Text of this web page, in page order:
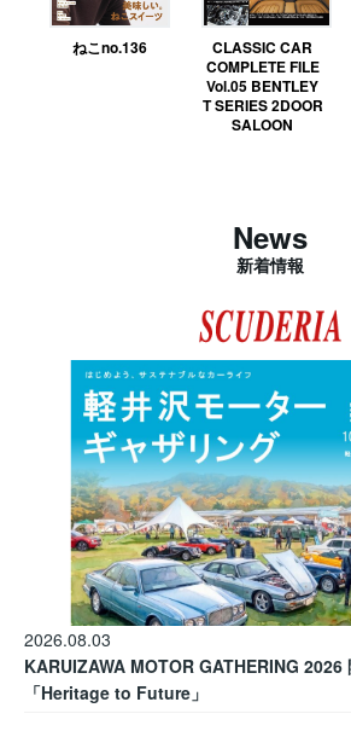
ねこno.136
CLASSIC CAR
COMPLETE FILE
Vol.05 BENTLEY
T SERIES 2DOOR
SALOON
News
新着情報
2026.08.03
KARUIZAWA MOTOR GATHERING 2026
「Heritage to Future」